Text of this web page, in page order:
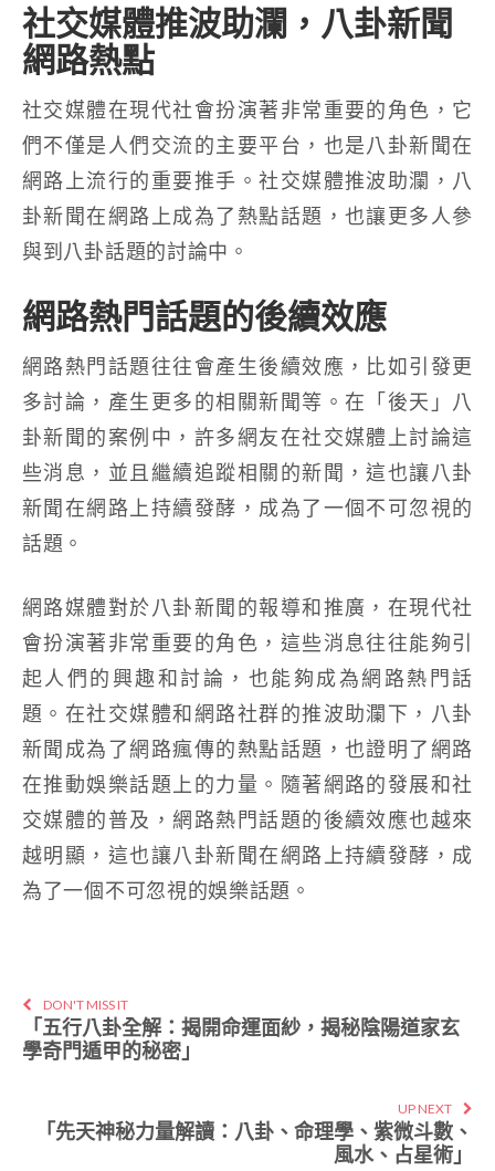
社交媒體推波助瀾，八卦新聞
網路熱點
社交媒體在現代社會扮演著非常重要的角色，它
們不僅是人們交流的主要平台，也是八卦新聞在
網路上流行的重要推手。社交媒體推波助瀾，八
卦新聞在網路上成為了熱點話題，也讓更多人參
與到八卦話題的討論中。
網路熱門話題的後續效應
網路熱門話題往往會產生後續效應，比如引發更
多討論，產生更多的相關新聞等。在「後天」八
卦新聞的案例中，許多網友在社交媒體上討論這
些消息，並且繼續追蹤相關的新聞，這也讓八卦
新聞在網路上持續發酵，成為了一個不可忽視的
話題。
網路媒體對於八卦新聞的報導和推廣，在現代社
會扮演著非常重要的角色，這些消息往往能夠引
起人們的興趣和討論，也能夠成為網路熱門話
題。在社交媒體和網路社群的推波助瀾下，八卦
新聞成為了網路瘋傳的熱點話題，也證明了網路
在推動娛樂話題上的力量。隨著網路的發展和社
交媒體的普及，網路熱門話題的後續效應也越來
越明顯，這也讓八卦新聞在網路上持續發酵，成
為了一個不可忽視的娛樂話題。
DON'T MISS IT
「五行八卦全解：揭開命運面紗，揭秘陰陽道家玄
學奇門遁甲的秘密」
UP NEXT
「先天神秘力量解讀：八卦、命理學、紫微斗數、
風水、占星術」